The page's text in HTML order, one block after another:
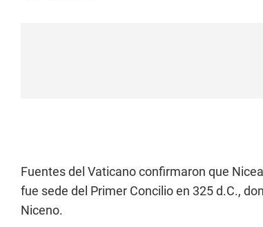
Fuentes del Vaticano confirmaron que
fue sede del Primer Concilio en 325 d.C.,
Niceno.